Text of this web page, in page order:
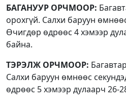
БАГАНУУР ОРЧМООР:
орохгүй. Салхи баруун
Өчигдөр өдрөөс 4 хэмээр
байна.
ТЭРЭЛЖ ОРЧМООР:
Салхи баруун өмнөөс
өдрөөс 5 хэмээр дулаарч 26-